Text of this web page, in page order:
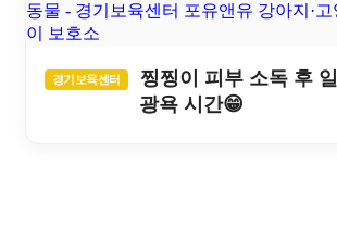
경기보육센터
찡찡이 피부 소독 후 일
광욕 시간😁